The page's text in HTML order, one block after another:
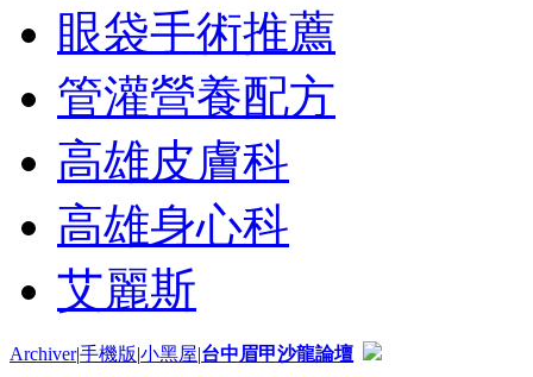
眼袋手術推薦
管灌營養配方
高雄皮膚科
高雄身心科
艾麗斯
Archiver|手機版|小黑屋|台中眉甲沙龍論壇